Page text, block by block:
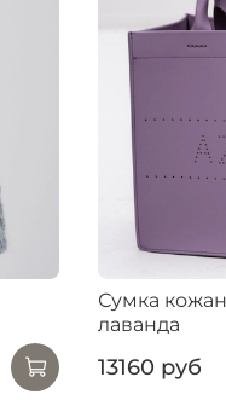
Сумка
лаванда
13160 руб